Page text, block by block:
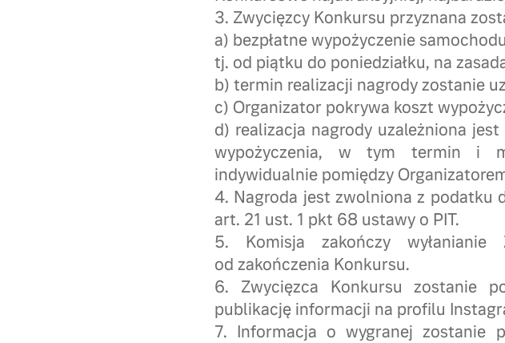
3. Zwycięzcy Konkursu przyznana
a) bezpłatne wypożyczenie
tj. od piątku do poniedziałku, na
b) termin realizacji nagrody zostanie
c) Organizator pokrywa koszt
d) realizacja nagrody uzależniona
wypożyczenia, w tym termin i
indywidualnie pomiędzy
4. Nagroda jest zwolniona z podatku
art. 21 ust. 1 pkt 68 ustawy o PIT.
5. Komisja zakończy
od zakończenia Konkursu.
6. Zwycięzca Konkursu zostanie
publikację informacji na profilu
7. Informacja o wygranej zostanie